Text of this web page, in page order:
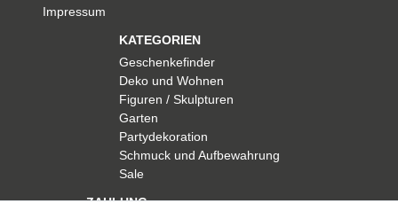
Impressum
KATEGORIEN
Geschenkefinder
Deko und Wohnen
Figuren / Skulpturen
Garten
Partydekoration
Schmuck und Aufbewahrung
Sale
ZAHLUNG